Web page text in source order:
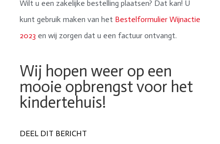
Wilt u een zakelijke bestelling plaatsen? Dat kan! U
kunt gebruik maken van het Bestelformulier Wijnactie
2023 en wij zorgen dat u een factuur ontvangt.
Wij hopen weer op een
mooie opbrengst voor het
kindertehuis!
DEEL DIT BERICHT